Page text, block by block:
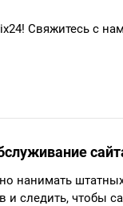
Свяжитесь с
нанимать
и следить, чтобы